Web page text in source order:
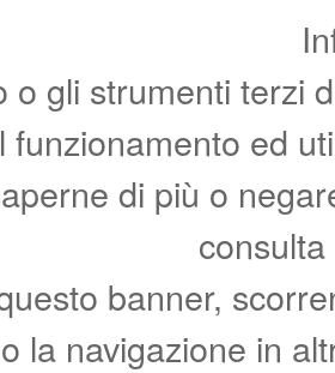
o gli strumenti terzi
funzionamento ed
di più o
banner,
la navigazione in